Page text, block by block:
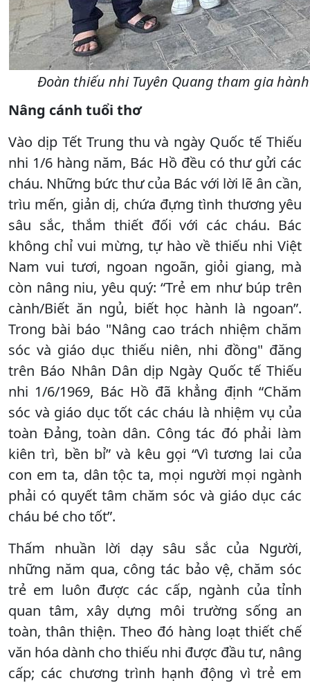
Đoàn thiếu nhi Tuyên Quang tham gia
Nâng cánh tuổi thơ
Vào dịp Tết Trung thu và ngày Quốc tế Thiếu
nhi 1/6 hàng năm, Bác Hồ đều có thư gửi các
cháu. Những bức thư của Bác với lời lẽ ân cần,
trìu mến, giản dị, chứa đựng tình thương yêu
sâu sắc, thắm thiết đối với các cháu. Bác
không chỉ vui mừng, tự hào về thiếu nhi Việt
Nam vui tươi, ngoan ngoãn, giỏi giang, mà
còn nâng niu, yêu quý: “Trẻ em như búp trên
cành/Biết ăn ngủ, biết học hành là ngoan”.
Trong bài báo "Nâng cao trách nhiệm chăm
sóc và giáo dục thiếu niên, nhi đồng" đăng
trên Báo Nhân Dân dịp Ngày Quốc tế Thiếu
nhi 1/6/1969, Bác Hồ đã khẳng định “Chăm
sóc và giáo dục tốt các cháu là nhiệm vụ của
toàn Đảng, toàn dân. Công tác đó phải làm
kiên trì, bền bỉ” và kêu gọi “Vì tương lai của
con em ta, dân tộc ta, mọi người mọi ngành
phải có quyết tâm chăm sóc và giáo dục các
cháu bé cho tốt”.
Thấm nhuần lời dạy sâu sắc của Người,
những năm qua, công tác bảo vệ, chăm sóc
trẻ em luôn được các cấp, ngành của tỉnh
quan tâm, xây dựng môi trường sống an
toàn, thân thiện. Theo đó hàng loạt thiết chế
văn hóa dành cho thiếu nhi được đầu tư, nâng
cấp; các chương trình hạnh động vì trẻ em